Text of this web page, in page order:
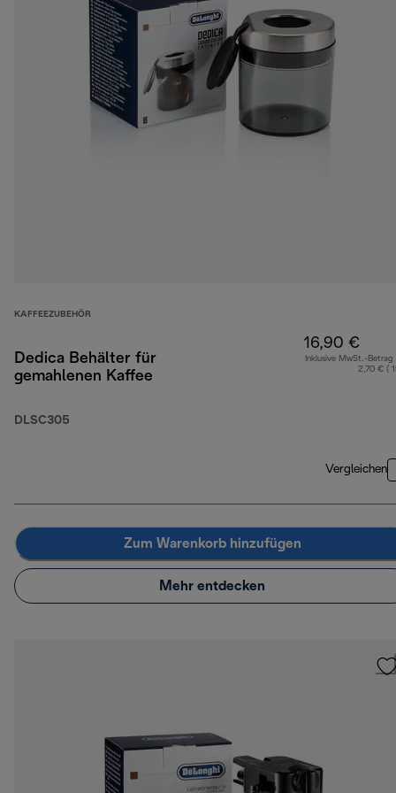
KAFFEEZUBEHÖR
Dedica Behälter für
gemahlenen Kaffee
DLSC305
16,90 €
Inklusive MwSt.-Betrag
2,70 € (
Vergleichen
Zum Warenkorb hinzufügen
Mehr entdecken